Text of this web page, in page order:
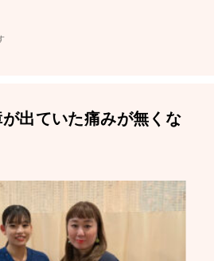
が出ていた痛みが無くな